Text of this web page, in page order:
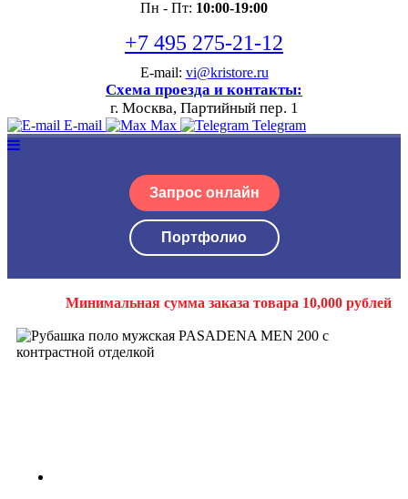
Пн - Пт: 10:00-19:00
+7 495 275-21-12
E-mail: vi@kristore.ru
Схема проезда и контакты:
г. Москва, Партийный пер. 1
E-mail Max Telegram
Запрос онлайн
Портфолио
Минимальная сумма заказа товара 10,000 рублей